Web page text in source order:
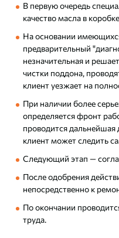
В первую очередь
качество масла в
На основании
предварительный
незначительная и
чистки поддона,
клиент уезжает на
При наличии более
определяется фронт
проводится дальнейшая
клиент может следить
Следующий этап —
После одобрения
непосредственно к
По окончании
труда.